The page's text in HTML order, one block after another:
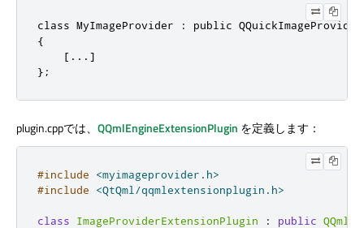
class MyImageProvider : public QQuickImageProvider
{
    [...]
};
plugin.cppでは、 QQmlEngineExtensionPlugin を定義します：
#include
<myimageprovider.h>
#include
<QtQml/qqmlextensionplugin.h>
class ImageProviderExtensionPlugin : public